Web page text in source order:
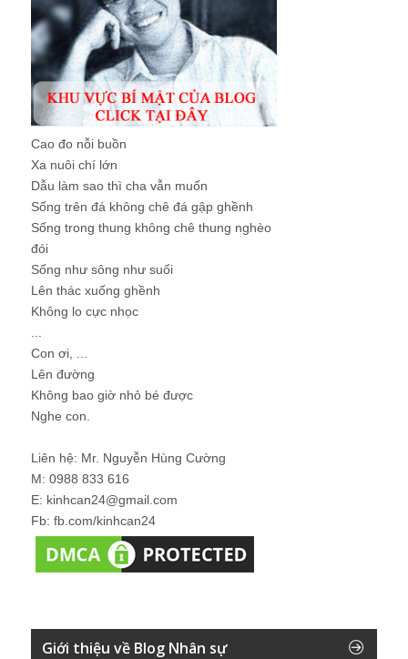
Cao đo nỗi buồn
Xa nuôi chí lớn
Dẫu làm sao thì cha vẫn muốn
Sống trên đá không chê đá gập ghềnh
Sống trong thung không chê thung nghèo
đói
Sống như sông như suối
Lên thác xuống ghềnh
Không lo cực nhọc
Con ơi, ...
Lên đường
Không bao giờ nhỏ bé được
Nghe con.
Liên hệ: Mr. Nguyễn Hùng Cường
M: 0988 833 616
E: kinhcan24@gmail.com
Fb: fb.com/kinhcan24
Giới thiệu về Blog Nhân sự